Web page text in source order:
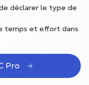
déclarer le type de
temps et effort dans
Pro